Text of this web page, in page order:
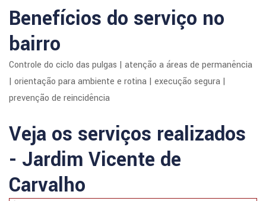
Benefícios do serviço no
bairro
Controle do ciclo das pulgas | atenção a áreas de permanência
| orientação para ambiente e rotina | execução segura |
prevenção de reincidência
Veja os serviços realizados
- Jardim Vicente de
Carvalho